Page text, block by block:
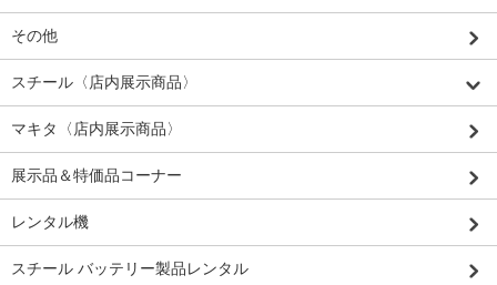
その他
スチール〈店内展示商品〉
マキタ〈店内展示商品〉
展示品＆特価品コーナー
レンタル機
スチール バッテリー製品レンタル